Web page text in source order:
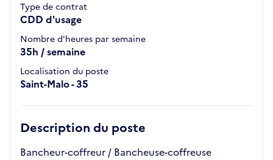
Type de contrat
CDD d'usage
Nombre d'heures par semaine
35h / semaine
Localisation du poste
Saint-Malo - 35
Description du poste
Bancheur-coffreur / Bancheuse-coffreuse